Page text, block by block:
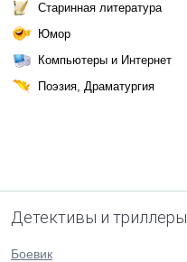
Старинная литература
Юмор
Компьютеры и Интернет
Поэзия, Драматургия
Детективы и триллеры
Боевик